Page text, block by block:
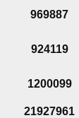
969887
924119
1200099
21927961